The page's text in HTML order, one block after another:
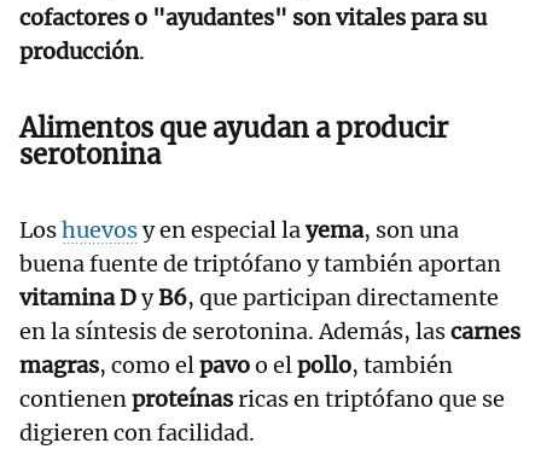
cofactores o "ayudantes" son vitales para su
producción.
Alimentos que ayudan a producir
serotonina
Loshuevosy en especial layema, son una
buena fuente de triptófano y también aportan
vitamina DyB6, que participan directamente
en la síntesis de serotonina. Además, lascarnes
magras, como elpavoo elpollo, también
contienenproteínasricas en triptófano que se
digieren con facilidad.